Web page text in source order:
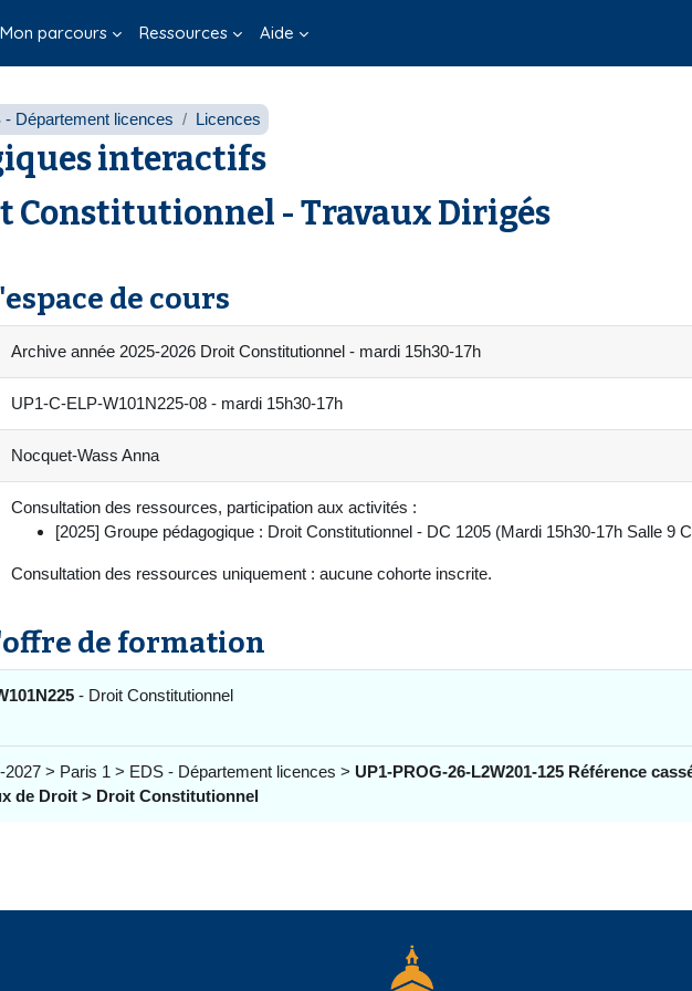
Mon parcours Ressources Aide
- Département licences Licences
interactifs
Constitutionnel - Travaux Dirigés
de cours
Archive année 2025-2026 Droit Constitutionnel - mardi 15h30-17h
UP1-C-ELP-W101N225-08 - mardi 15h30-17h
Nocquet-Wass Anna
Consultation des ressources, participation aux activités :
[2025] Groupe pédagogique : Droit Constitutionnel - DC 1205 (Mardi 15h30-17h Salle 9
Consultation des ressources uniquement : aucune cohorte inscrite.
de formation
- Droit Constitutionnel
2027 > Paris 1 > EDS - Département licences > UP1-PROG-26-L2W201-125 Référence
de Droit > Droit Constitutionnel